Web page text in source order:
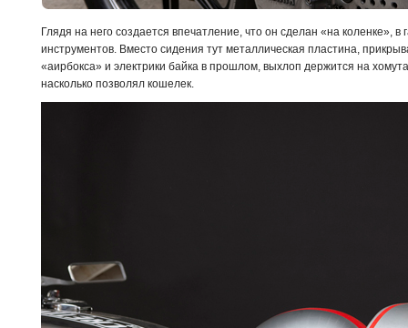
Глядя на него создается впечатление, что он сделан «на коленке»,
инструментов. Вместо сидения тут металлическая пластина,
«аирбокса» и электрики байка в прошлом, выхлоп держится на
насколько позволял кошелек.